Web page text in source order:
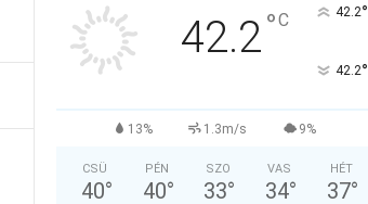
42.2°C 42.2°
42.2°
13% 1.3m/s 9%
CSÜ
40°
PÉN
40°
SZO
33°
VAS
34°
HÉT
37°